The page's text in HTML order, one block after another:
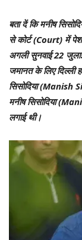
बता दें कि मनीष
से कोर्ट (Court) में पेश
अगली सुनवाई 22 जुलाई
जमानत के लिए दिल्ली
सिसोदिया (Manish
मनीष सिसोदिया
लगाई थी।